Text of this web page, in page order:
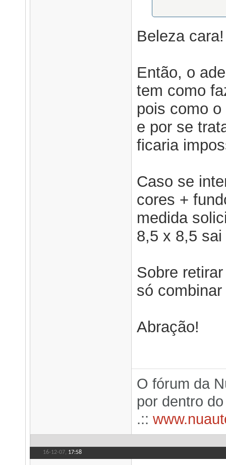
Beleza cara!
Então, o
tem como
pois como
e por se
ficaria
Caso se
cores +
medida
8,5 x 8,5
Sobre
só
Abração!
O fórum da
por dentro
.::
16-12-07, 17:58